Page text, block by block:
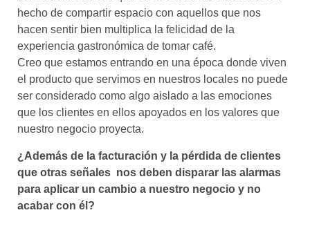
hecho de compartir espacio con aquellos que nos
hacen sentir bien multiplica la felicidad de la
experiencia gastronómica de tomar café.
Creo que estamos entrando en una época donde viven
el producto que servimos en nuestros locales no puede
ser considerado como algo aislado a las emociones
que los clientes en ellos apoyados en los valores que
nuestro negocio proyecta.
¿Además de la facturación y la pérdida de clientes
que otras señales nos deben disparar las alarmas
para aplicar un cambio a nuestro negocio y no
acabar con él?